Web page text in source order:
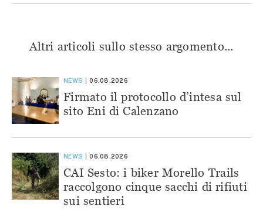
Altri articoli sullo stesso argomento...
NEWS 06.08.2026
Firmato il protocollo d’intesa sul
sito Eni di Calenzano
NEWS 06.08.2026
CAI Sesto: i biker Morello Trails
raccolgono cinque sacchi di rifiuti
sui sentieri